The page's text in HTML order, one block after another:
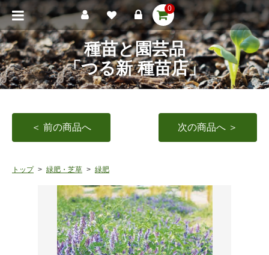
0
種苗と園芸品
「つる新 種苗店」
＜ 前の商品へ 次の商品へ ＞
トップ 緑肥・芝草 緑肥